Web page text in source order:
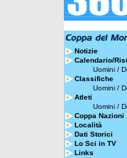
Notizie
Calendario/
Uomini /
Classifiche
Uomini /
Atleti
Uomini /
Coppa Nazioni
Località
Dati Storici
Lo Sci in TV
Links